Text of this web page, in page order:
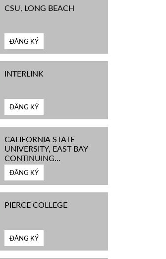
CSU, LONG BEACH
ĐĂNG KÝ
INTERLINK
ĐĂNG KÝ
CALIFORNIA STATE
UNIVERSITY, EAST BAY
CONTINUING
EDUCATION
ĐĂNG KÝ
PIERCE COLLEGE
ĐĂNG KÝ